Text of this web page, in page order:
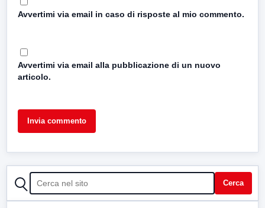
Avvertimi via email in caso di risposte al mio commento.
Avvertimi via email alla pubblicazione di un nuovo
articolo.
CERCA Cerca